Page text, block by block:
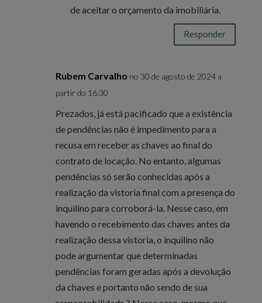
de aceitar o orçamento da imobiliária.
Responder
Rubem Carvalho no 30 de agosto de 2024 a
partir do 16:30
Prezados, já está pacificado que a existência
de pendências não é impedimento para a
recusa em receber as chaves ao final do
contrato de locação. No entanto, algumas
pendências só serão conhecidas após a
realização da vistoria final com a presença do
inquilino para corroborá-la. Nesse caso, em
havendo o recebimento das chaves antes da
realização dessa vistoria, o inquilino não
pode argumentar que determinadas
pendências foram geradas após a devolução
da chaves e portanto não sendo de sua